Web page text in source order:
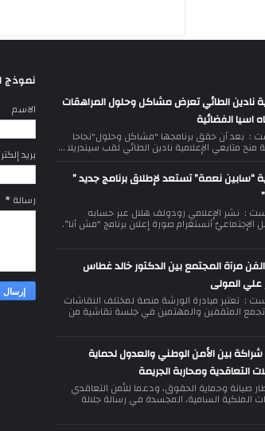
نادين الطائي تعرض مشاكل وحلول المراهقات
اسيا الفضائية
: بعد أن حقق برنامجها "مشاكل وحلول"نجاحا
منح متابعي الإعلامية نادين الطائي لقب سيندريلا ...
“سابين نعمة” تستعد لإطلاق برنامج جديد ”
: نشر الإعلامي رودولف هلال عبر حسابه
أنستغرام صورة إعلان برنامج “مش أنا”.
مرآة المجتمع بين الدكتور خالد غطاس
علي المولى
: تعتبر مبادرة الورشة منصة لمختلف النقاشات
تجمع المثقفين والمهتمين في جلسة نقاشية من
شراكة بين الأمن الوطني والعدول لحماية
التعاقدية ومحاربة الجريمة
صيانة وحماية الحقوق، ودعما للأمن التعاقدي
الملكية السامية، المجسدة في رسالة جلالة
نموذج
الاسم
بريد
رسالة*